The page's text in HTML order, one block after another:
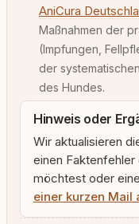
AniCura
Maßnahmen der
(Impfungen,
der
des Hundes.
Hinweis oder
Wir aktualisieren
einen
möchtest oder
einer kurzen Mail